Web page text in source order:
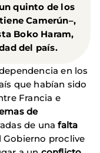
quinto de los
Camerún–,
Boko Haram,
del país.
en los
que habían sido
Francia e
de
de unafalta
Gobierno proclive